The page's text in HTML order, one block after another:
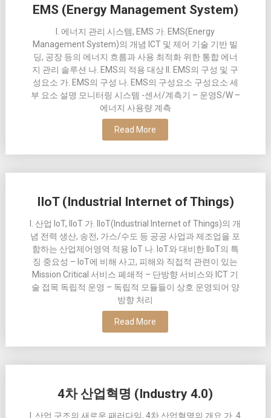
EMS (Energy Management System)
I. 에너지 관리 시스템, EMS 가. EMS(Energy
Management System)의 개념 ICT 및 제어 기술 기반 빌
딩, 공장 등의 에너지 흐름과 사용 최적화 위한 통합 에너
지 관리 솔루션 나. EMS의 적용 대상 II. EMS의 구성 및 구
성요소 가. EMS의 구성 나. EMS의 구성요소 구성요소 세
부 요소 설명 모니터링 시스템 -센서/계측기 – 운영S/W –
에너지 사용량 계측
Read More
IIoT (Industrial Internet of Things)
I. 산업 IoT, IIoT 가. IIoT(Industrial Internet of Things)의 개
념 전력 생산, 송전, 가스/수도 등 공공 사업과 제조업을 포
함하는 산업제어영역 적용 IoT 나. IoT와 대비한 IIoT의 특
징 중요성 – IoT에 비해 사고, 피해와 직접적 관련이 있는
Mission Critical 서비스 폐쇄적 – 단방향 서비스와 ICT 기
술 접목 독립적 운영 – 독립적 모듈들이 상호 운영되어 양
방향 처리
Read More
4차 산업혁명 (Industry 4.0)
I. 산업 구조의 새로운 패러다임, 4차 산업혁명의 개요 가. 4